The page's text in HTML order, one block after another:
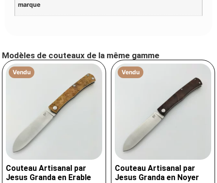
marque
Modèles de couteaux de la même gamme
Vendu
Couteau Artisanal par
Jesus Granda en Erable
Vendu
Couteau Artisanal par
Jesus Granda en Noyer